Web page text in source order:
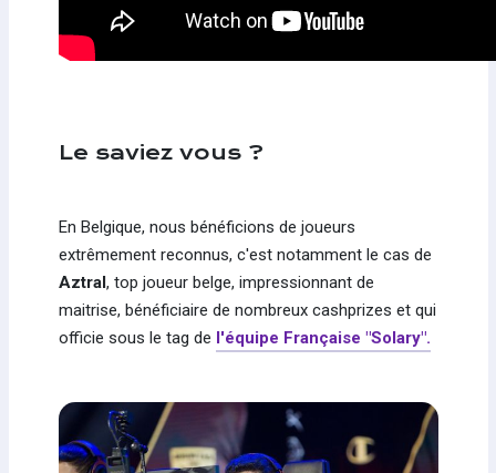
Le saviez vous ?
En Belgique, nous bénéficions de joueurs
extrêmement reconnus, c'est notamment le cas de
Aztral , top joueur belge, impressionnant de
maitrise, bénéficiaire de nombreux cashprizes et qui
officie sous le tag de l'équipe Française "Solary".